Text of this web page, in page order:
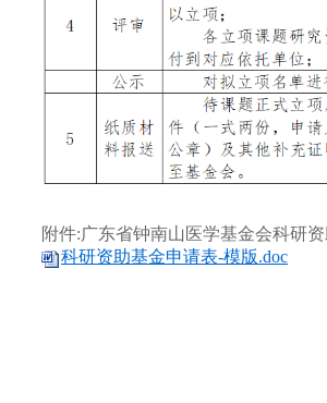
附件:广东省钟南山医学基金会科研
科研资助基金申请表-模版.doc